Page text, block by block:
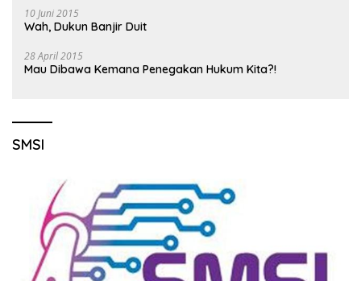
10 Juni 2015
Wah, Dukun Banjir Duit
28 April 2015
Mau Dibawa Kemana Penegakan Hukum Kita?!
SMSI